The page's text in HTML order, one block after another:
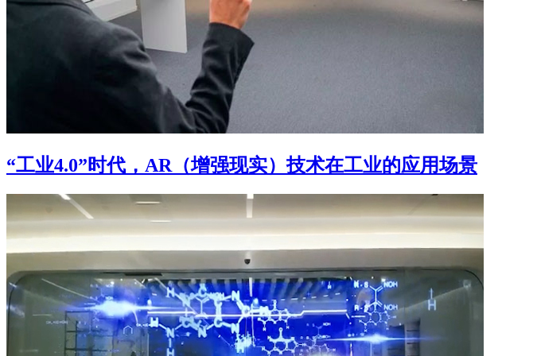
“工业4.0”时代，AR（增强现实）技术在工业的应用场景